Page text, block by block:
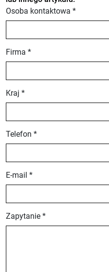
Osoba kontaktowa *
Firma *
Kraj *
Telefon *
E-mail *
Zapytanie *